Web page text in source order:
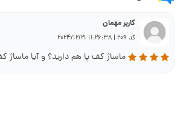
کاربر مهمان
کد 209 | 11:26:38 2024/12/21
ماساژ کف پا هم دارید؟ و آیا